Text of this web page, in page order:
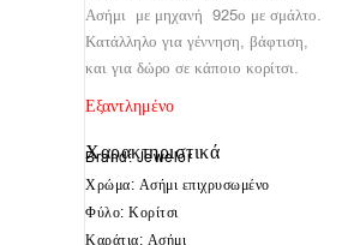
Ασήμι με μηχανή 925ο με σμάλτο.
Κατάλληλο για γέννηση, βάφτιση,
και για δώρο σε κάποιο κορίτσι.
Εξαντλημένο
Χαρακτηριστικά
Brand: Jewelor
Χρώμα: Ασήμι επιχρυσωμένο
Φύλο: Κορίτσι
Καράτια: Ασήμι